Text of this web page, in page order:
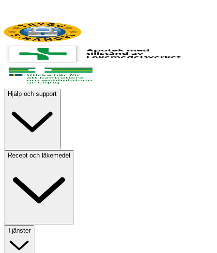
Hjälp och support
Recept och läkemedel
Tjänster